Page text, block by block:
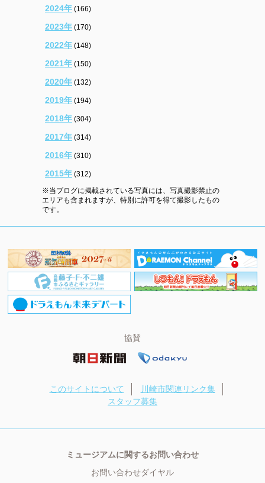
2024年 (166)
2023年 (170)
2022年 (148)
2021年 (150)
2020年 (132)
2019年 (194)
2018年 (304)
2017年 (314)
2016年 (310)
2015年 (312)
※当ブログに掲載されている写真には、写真撮影禁止の
エリアも含まれますが、特別に許可を得て撮影したもの
です。
協賛
このサイトについて
川崎市関連リンク集
スタッフ募集
ミュージアムに関するお問い合わせ
お問い合わせダイヤル